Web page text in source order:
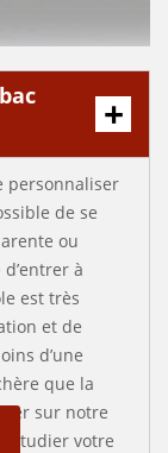
personnaliser
de se
ou
à
est très
et de
d’une
que la
sur notre
étudier votre